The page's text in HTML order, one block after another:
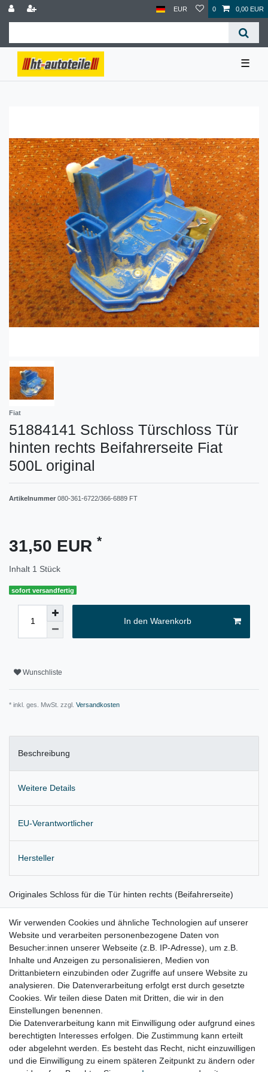
EUR 0 0,00 EUR
☰
Fiat
51884141 Schloss Türschloss Tür
hinten rechts Beifahrerseite Fiat
500L original
Artikelnummer 080-361-6722/366-6889 FT
31,50 EUR *
Inhalt 1 Stück
sofort versandfertig
In den Warenkorb
Wunschliste
* inkl. ges. MwSt. zzgl. Versandkosten
Beschreibung
Weitere Details
EU-Verantwortlicher
Hersteller
Originales Schloss für die Tür hinten rechts (Beifahrerseite)
Aus Neuwagen mit Wasserschaden, leicht verschmutzt
für:
Fiat 500L Bj. 2012 - 2020
Lieferzeit etwa 1 bis 3 Werktage
Wir verwenden Cookies und ähnliche Technologien auf unserer
Website und verarbeiten personenbezogene Daten von
Besucher:innen unserer Webseite (z.B. IP-Adresse), um z.B.
Inhalte und Anzeigen zu personalisieren, Medien von
Drittanbietern einzubinden oder Zugriffe auf unsere Website zu
analysieren. Die Datenverarbeitung erfolgt erst durch gesetzte
Cookies. Wir teilen diese Daten mit Dritten, die wir in den
Einstellungen benennen.
Die Datenverarbeitung kann mit Einwilligung oder aufgrund eines
berechtigten Interesses erfolgen. Die Zustimmung kann erteilt
oder abgelehnt werden. Es besteht das Recht, nicht einzuwilligen
und die Einwilligung zu einem späteren Zeitpunkt zu ändern oder